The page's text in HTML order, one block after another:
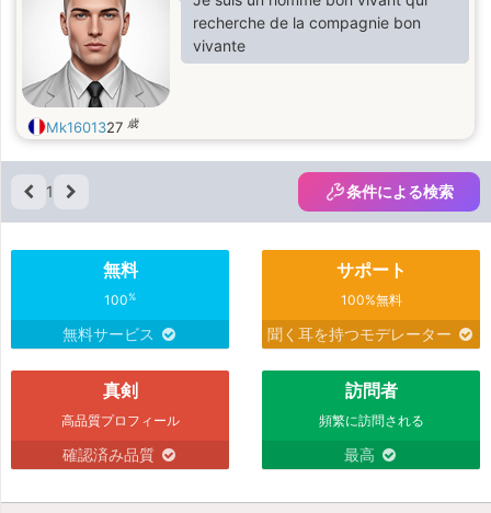
recherche de la compagnie bon
vivante
Mk1601327 歳
1 条件による検索
無料
100%
無料サービス
サポート
100%無料
聞く耳を持つモデレーター
真剣
高品質プロフィール
確認済み品質
訪問者
頻繁に訪問される
最高